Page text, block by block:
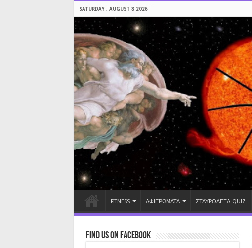
SATURDAY , AUGUST 8 2026
FITNESS ΑΦΙΕΡΩΜΑΤΑ ΣΤΑΥΡΟΛΕΞΑ-QUIZ
Find us on Facebook